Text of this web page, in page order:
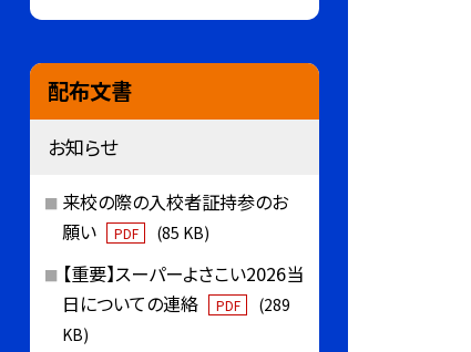
配布文書
お知らせ
来校の際の入校者証持参のお
願い
PDF (85 KB)
【重要】スーパーよさこい2026当
日についての連絡
PDF
(289
KB)